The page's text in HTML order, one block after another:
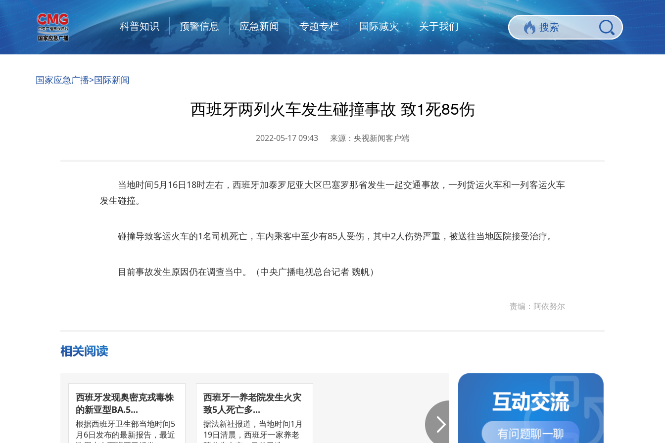
科普知识 预警信息 应急新闻 专题专栏 国际减灾 关于我们
国家应急广播>国际新闻
西班牙两列火车发生碰撞事故 致1死85伤
2022-05-17 09:43 来源： 央视新闻客户端
当地时间5月16日18时左右，西班牙加泰罗尼亚大区巴塞罗那省发生一起交通事故，一列货运火车和一列客运火车
发生碰撞。
碰撞导致客运火车的1名司机死亡，车内乘客中至少有85人受伤，其中2人伤势严重，被送往当地医院接受治疗。
目前事故发生原因仍在调查当中。（中央广播电视总台记者 魏帆）
责编： 阿依努尔
西班牙发现奥密克戎毒株
的新亚型BA.5...
根据西班牙卫生部当地时间5
月6日发布的最新报告，最近
西班牙一养老院发生火灾
致5人死亡多...
据法新社报道，当地时间1月
19日清晨，西班牙一家养老